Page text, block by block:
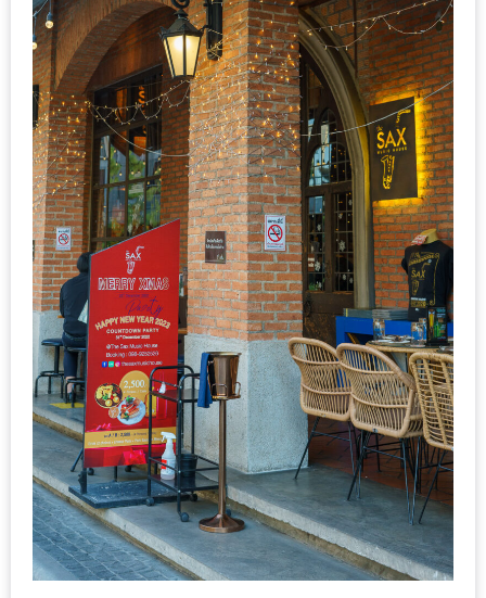
เชียงใหม่
CART
CHECKOUT
DRAFT
–
บาร์บีคิว
สาว
เหนือ
กับ
สลัด
หนุ่ม
บ้านนา
เมนู
เด็ด
จาก
ANNA
FARM